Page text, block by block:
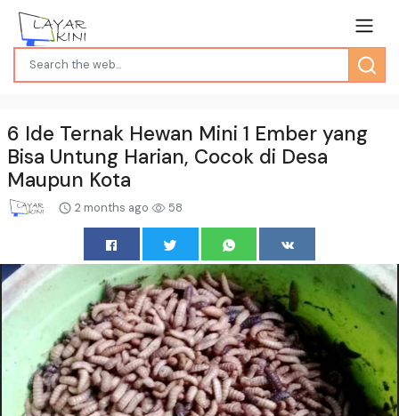
6 Ide Ternak Hewan Mini 1 Ember yang
Bisa Untung Harian, Cocok di Desa
Maupun Kota
2 months ago 58